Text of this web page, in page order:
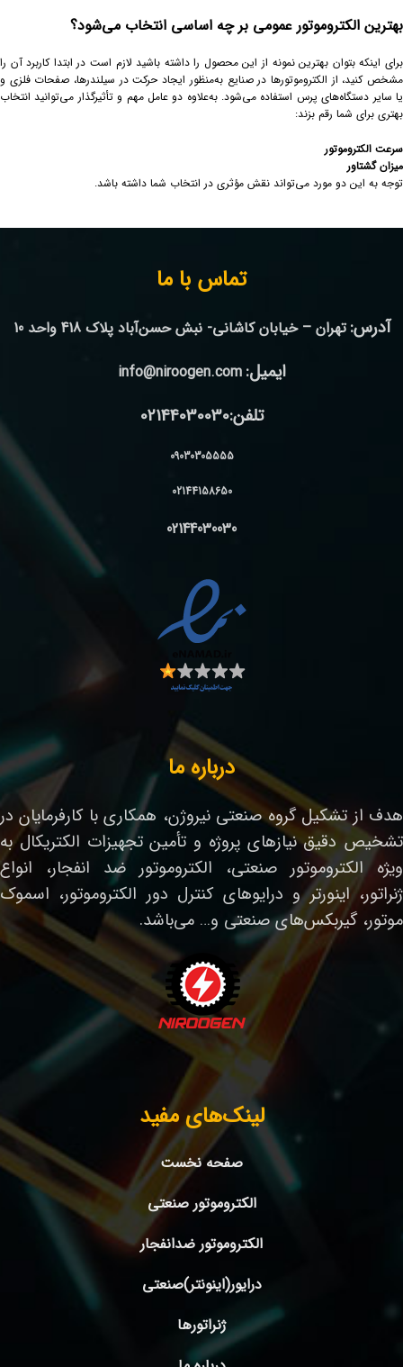
بهترین الکتروموتور عمومی بر چه اساسی انتخاب می‌شود؟
برای اینکه بتوان بهترین نمونه از این محصول را داشته باشید لازم است در ابتدا کاربرد آن را
مشخص کنید، از الکتروموتورها در صنایع به‌منظور ایجاد حرکت در سیلندرها، صفحات فلزی و
یا سایر دستگاه‌های پرس استفاده می‌شود. به‌علاوه دو عامل مهم و تأثیرگذار می‌توانید انتخاب
بهتری برای شما رقم بزند:
سرعت الکتروموتور
میزان گشتاور
توجه به این دو مورد می‌تواند نقش مؤثری در انتخاب شما داشته باشد.
تماس با ما
آدرس: تهران – خیابان کاشانی- نبش حسن‌آباد پلاک 418 واحد 10
ایمیل: info@niroogen.com
تلفن:02144030030
09030305555
02144158650
02144030030
درباره ما
هدف از تشکیل گروه صنعتی نیروژن، همکاری با کارفرمایان در
تشخیص دقیق نیازهای پروژه و تأمین تجهیزات الکتریکال به
ویژه الکتروموتور صنعتی، الکتروموتور ضد انفجار، انواع
ژنراتور، اینورتر و درایوهای کنترل دور الکتروموتور، اسموک
موتور، گیربکس‌های صنعتی و… می‌باشد.
لینک‌های مفید
صفحه نخست
الکتروموتور صنعتی
الکتروموتور ضدانفجار
درایور(اینونتر)صنعتی
ژنراتورها